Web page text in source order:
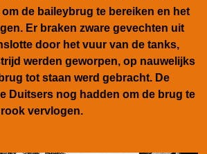
de baileybrug te bereiken en het
Er braken zware gevechten uit
door het vuur van de tanks,
werden geworpen, op nauwelijks
tot staan werd gebracht. De
Duitsers nog hadden om de brug te
vervlogen.